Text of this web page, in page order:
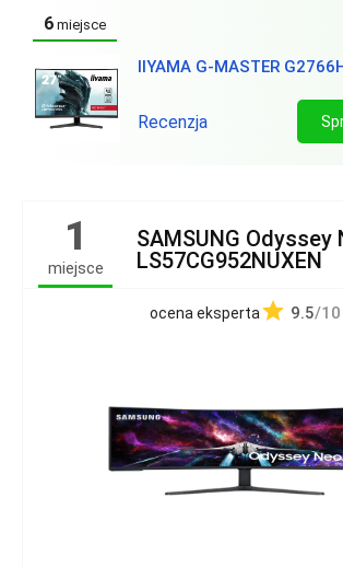
6 miejsce
IIYAMA G‑MASTER
Recenzja
1
miejsce
SAMSUNG Odyssey
LS57CG952NUXEN
ocena eksperta 9.5/10